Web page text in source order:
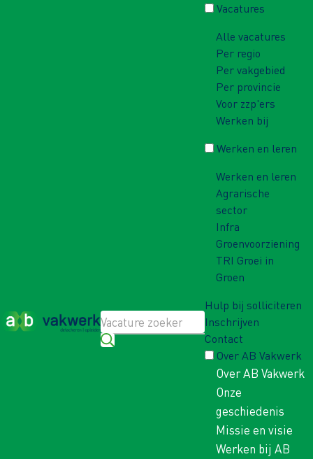
Vacatures
Alle vacatures
Per regio
Per vakgebied
Per provincie
Voor zzp'ers
Werken bij
Werken en leren
Werken en leren
Agrarische
sector
Infra
Groenvoorziening
TRI Groei in
Groen
Hulp bij solliciteren
Inschrijven
Contact
Over AB Vakwerk
Over AB Vakwerk
Onze
geschiedenis
Missie en visie
Werken bij AB